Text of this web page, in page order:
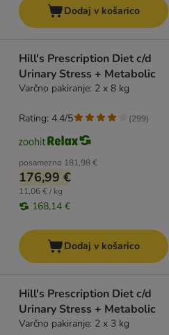
Dodaj v košarico
Hill's Prescription Diet c/d
Urinary Stress + Metabolic
Varčno pakiranje: 2 x 8 kg
posamezno 181,98 €
176,99 €
11,06 € / kg
168,14 €
Rating: 4.4/5 (299)
Dodaj v košarico
Hill's Prescription Diet c/d
Urinary Stress + Metabolic
Varčno pakiranje: 2 x 3 kg